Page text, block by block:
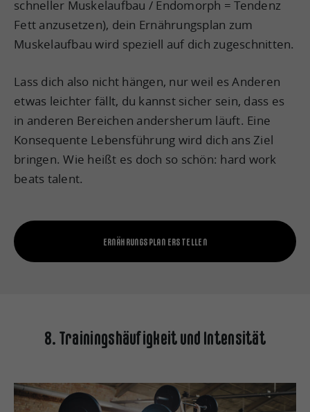
schneller Muskelaufbau / Endomorph = Tendenz
Fett anzusetzen), dein Ernährungsplan zum
Muskelaufbau wird speziell auf dich zugeschnitten.
Lass dich also nicht hängen, nur weil es Anderen
etwas leichter fällt, du kannst sicher sein, dass es
in anderen Bereichen andersherum läuft. Eine
Konsequente Lebensführung wird dich ans Ziel
bringen. Wie heißt es doch so schön: hard work
beats talent.
ERNÄHRUNGSPLAN ERSTELLEN
8. Trainingshäufigkeit und Intensität